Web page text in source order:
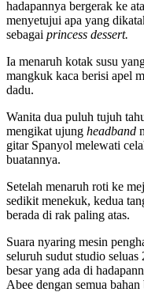
hadapannya bergerak ke
menyetujui apa yang
sebagai princess dessert.
Ia menaruh kotak susu
mangkuk kaca berisi apel
dadu.
Wanita dua puluh tujuh
mengikat ujung headband
gitar Spanyol melewati
buatannya.
Setelah menaruh roti ke
sedikit menekuk, kedua
berada di rak paling atas.
Suara nyaring mesin
seluruh sudut studio
besar yang ada di
Abee dengan semua bahan